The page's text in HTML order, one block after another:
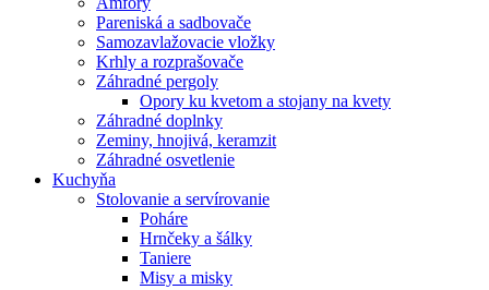
Pareniská a sadbovače
Samozavlažovacie vložky
Krhly a rozprašovače
Záhradné pergoly
Opory ku kvetom a stojany na kvety
Záhradné doplnky
Zeminy, hnojivá, keramzit
Záhradné osvetlenie
Kuchyňa
Stolovanie a servírovanie
Poháre
Hrnčeky a šálky
Taniere
Misy a misky